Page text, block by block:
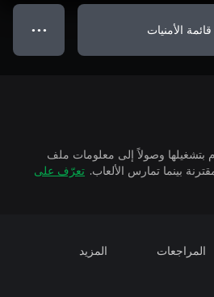
الأمنيات ● ● ●
بتشغيلها وصولاً إلى معلومات ملف
تعرّف على
المراجعات المزيد